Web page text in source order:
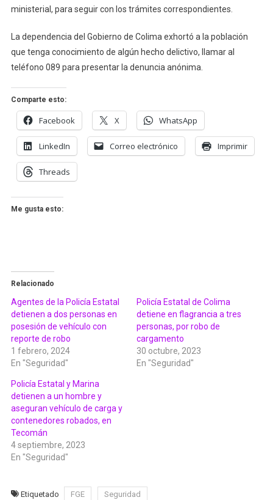
ministerial, para seguir con los trámites correspondientes.
La dependencia del Gobierno de Colima exhortó a la población
que tenga conocimiento de algún hecho delictivo, llamar al
teléfono 089 para presentar la denuncia anónima.
Comparte esto:
Facebook X WhatsApp
LinkedIn Correo electrónico Imprimir
Threads
Me gusta esto:
Relacionado
Agentes de la Policía Estatal
detienen a dos personas en
posesión de vehículo con
reporte de robo
1 febrero, 2024
En "Seguridad"
Policía Estatal de Colima
detiene en flagrancia a tres
personas, por robo de
cargamento
30 octubre, 2023
En "Seguridad"
Policía Estatal y Marina
detienen a un hombre y
aseguran vehículo de carga y
contenedores robados, en
Tecomán
4 septiembre, 2023
En "Seguridad"
Etiquetado FGE Seguridad